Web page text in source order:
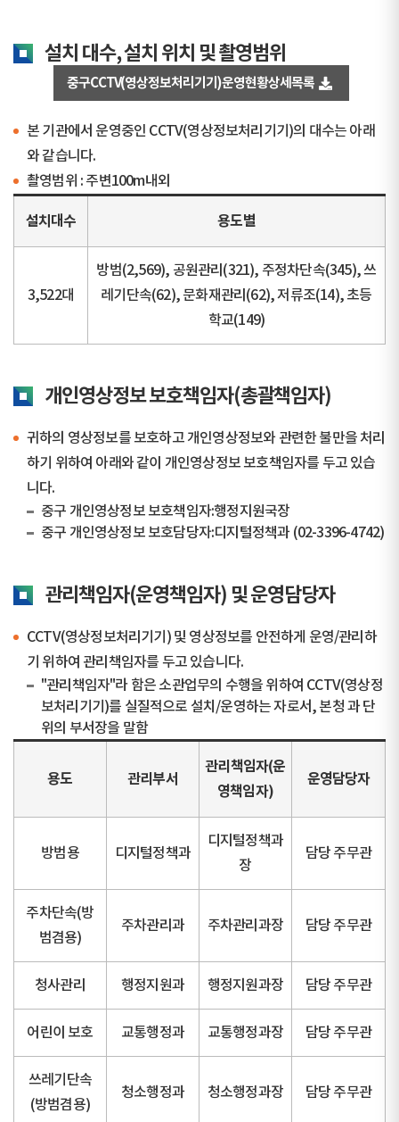
설치 대수, 설치 위치 및 촬영범위
중구CCTV(영상정보처리기기)운영현황상세목록
본 기관에서 운영중인 CCTV(영상정보처리기기)의 대수는 아래
와 같습니다.
촬영범위 : 주변100m내외
설치대수 용도별
3,522대
방범(2,569), 공원관리(321), 주정차단속(345), 쓰
레기단속(62), 문화재관리(62), 저류조(14), 초등
학교(149)
개인영상정보 보호책임자(총괄책임자)
귀하의 영상정보를 보호하고 개인영상정보와 관련한 불만을 처리
하기 위하여 아래와 같이 개인영상정보 보호책임자를 두고 있습
니다.
중구 개인영상정보 보호책임자:행정지원국장
중구 개인영상정보 보호담당자:디지털정책과 (02-3396-4742)
관리책임자(운영책임자) 및 운영담당자
CCTV(영상정보처리기기) 및 영상정보를 안전하게 운영/관리하
기 위하여 관리책임자를 두고 있습니다.
"관리책임자"라 함은 소관업무의 수행을 위하여 CCTV(영상정
보처리기기)를 실질적으로 설치/운영하는 자로서, 본청 과 단
위의 부서장을 말함
용도 관리부서
관리책임자(운
영책임자)
운영담당자
방범용 디지털정책과
디지털정책과
장
담당 주무관
주차단속(방
범겸용)
주차관리과 주차관리과장 담당 주무관
청사관리 행정지원과 행정지원과장 담당 주무관
어린이 보호 교통행정과 교통행정과장 담당 주무관
쓰레기단속
(방범겸용)
청소행정과 청소행정과장 담당 주무관